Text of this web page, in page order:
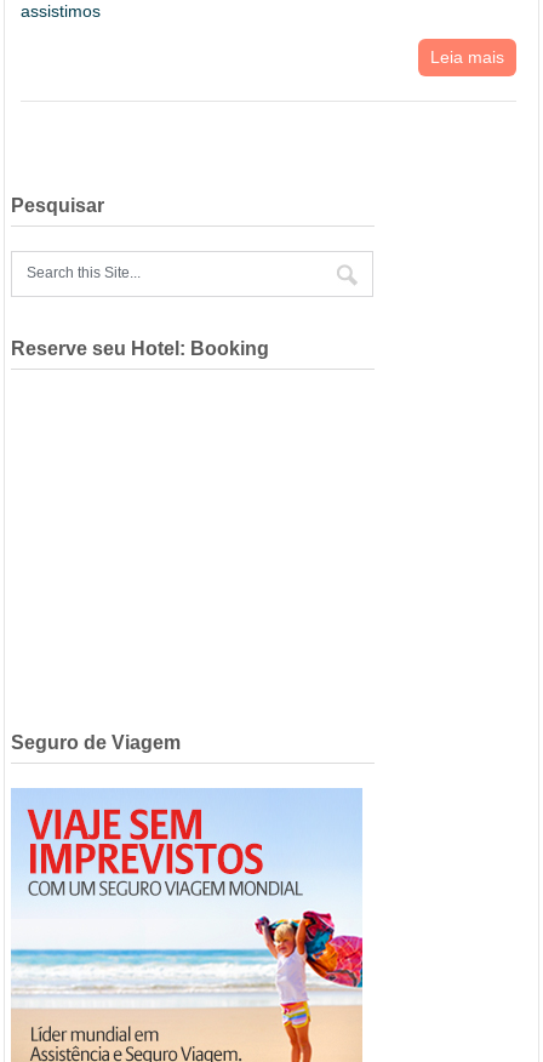
assistimos
Leia mais
Pesquisar
Reserve seu Hotel: Booking
Seguro de Viagem